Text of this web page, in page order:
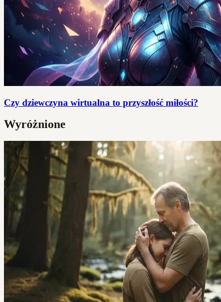
Czy dziewczyna wirtualna to przyszłość miłości?
Wyróżnione